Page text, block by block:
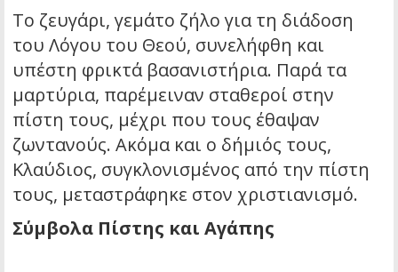
Το ζευγάρι, γεμάτο ζήλο για τη διάδοση
του Λόγου του Θεού, συνελήφθη και
υπέστη φρικτά βασανιστήρια. Παρά τα
μαρτύρια, παρέμειναν σταθεροί στην
πίστη τους, μέχρι που τους έθαψαν
ζωντανούς. Ακόμα και ο δήμιός τους,
Κλαύδιος, συγκλονισμένος από την πίστη
τους, μεταστράφηκε στον χριστιανισμό.
Σύμβολα Πίστης και Αγάπης